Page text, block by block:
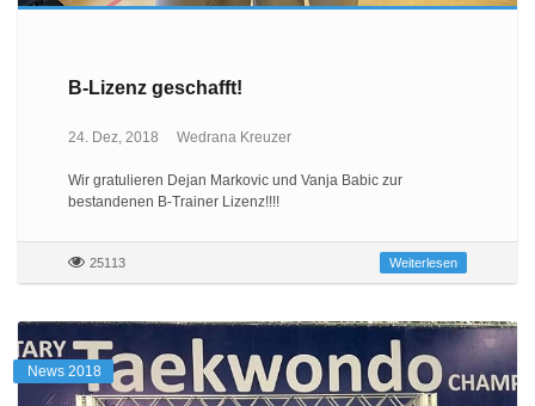
B-Lizenz geschafft!
24. Dez, 2018 Wedrana Kreuzer
Wir gratulieren Dejan Markovic und Vanja Babic zur
bestandenen B-Trainer Lizenz!!!!
25113 Weiterlesen
News 2018